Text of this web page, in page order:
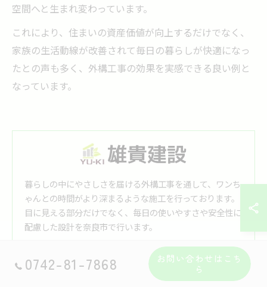
空間へと生まれ変わっています。
これにより、住まいの資産価値が向上するだけでなく、
家族の生活動線が改善されて毎日の暮らしが快適になっ
たとの声も多く、外構工事の効果を実感できる良い例と
なっています。
暮らしの中にやさしさを届ける外構工事を通して、ワンち
ゃんとの時間がより深まるような施工を行っております。
目に見える部分だけでなく、毎日の使いやすさや安全性に
配慮した設計を奈良市で行います。
株式会社雄貴建設
0742-81-7868
お問い合わせはこち
ら